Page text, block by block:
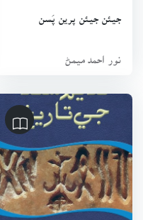
جيئن جيئن پرين پَسن
نور احمد ميمڻ